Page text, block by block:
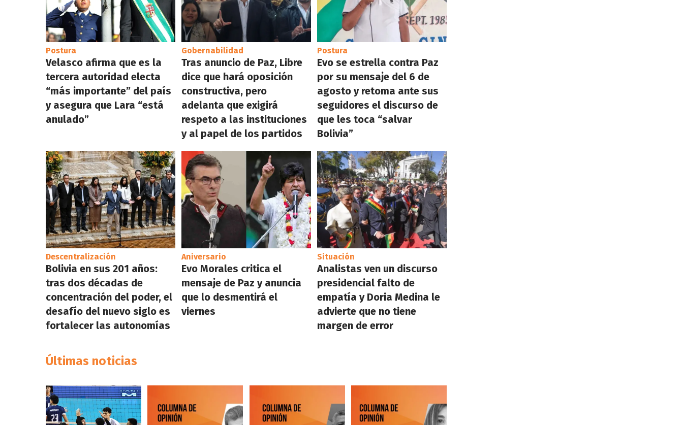
Postura
Velasco afirma que es la
tercera autoridad electa
“más importante” del país
y asegura que Lara “está
anulado”
Gobernabilidad
Tras anuncio de Paz, Libre
dice que hará oposición
constructiva, pero
adelanta que exigirá
respeto a las instituciones
y al papel de los partidos
Postura
Evo se estrella contra Paz
por su mensaje del 6 de
agosto y retoma ante sus
seguidores el discurso de
que les toca “salvar
Bolivia”
Descentralización
Bolivia en sus 201 años:
tras dos décadas de
concentración del poder, el
desafío del nuevo siglo es
fortalecer las autonomías
Aniversario
Evo Morales critica el
mensaje de Paz y anuncia
que lo desmentirá el
viernes
Situación
Analistas ven un discurso
presidencial falto de
empatía y Doria Medina le
advierte que no tiene
margen de error
Últimas noticias